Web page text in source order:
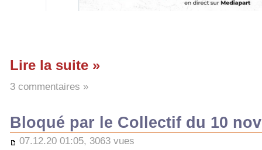
Lire la suite »
3 commentaires »
Bloqué par le Collectif du 10
07.12.20 01:05, 3063 vues